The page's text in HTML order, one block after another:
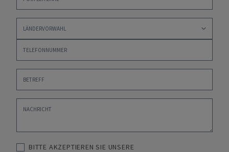
BITTE AKZEPTIEREN SIE UNSERE